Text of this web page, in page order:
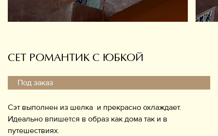
Информация
СЕТ РОМАНТИК С ЮБКОЙ
Под заказ
Сэт выполнен из шелка и прекрасно охлаждает.
Идеально впишется в образ как дома так и в
путешествиях.